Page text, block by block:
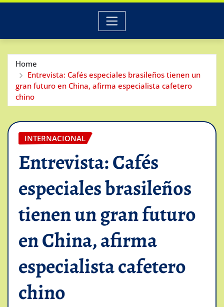
Home
Entrevista: Cafés especiales brasileños tienen un
gran futuro en China, afirma especialista cafetero
chino
INTERNACIONAL
Entrevista: Cafés
especiales brasileños
tienen un gran futuro
en China, afirma
especialista cafetero
chino